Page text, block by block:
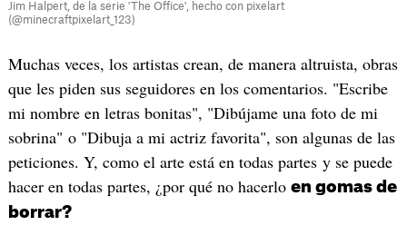
Jim Halpert, de la serie 'The Office', hecho con pixelart
(@minecraftpixelart_123)
Muchas veces, los artistas crean, de manera altruista, obras
que les piden sus seguidores en los comentarios. "Escribe
mi nombre en letras bonitas", "Dibújame una foto de mi
sobrina" o "Dibuja a mi actriz favorita", son algunas de las
peticiones. Y, como el arte está en todas partes y se puede
hacer en todas partes, ¿por qué no hacerlo en gomas de
borrar?